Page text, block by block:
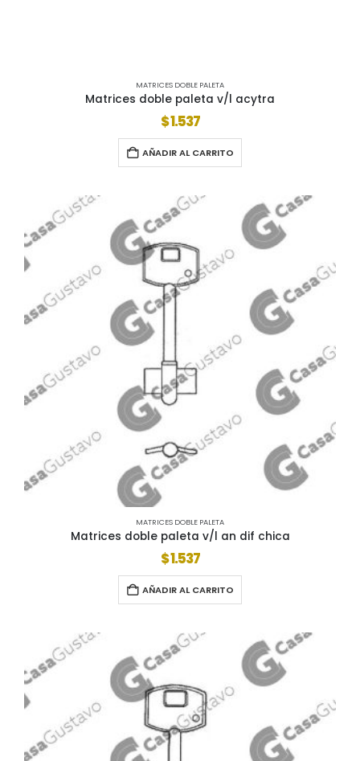
MATRICES DOBLE PALETA
Matrices doble paleta v/l acytra
$1.537
AÑADIR AL CARRITO
MATRICES DOBLE PALETA
Matrices doble paleta v/l an dif chica
$1.537
AÑADIR AL CARRITO